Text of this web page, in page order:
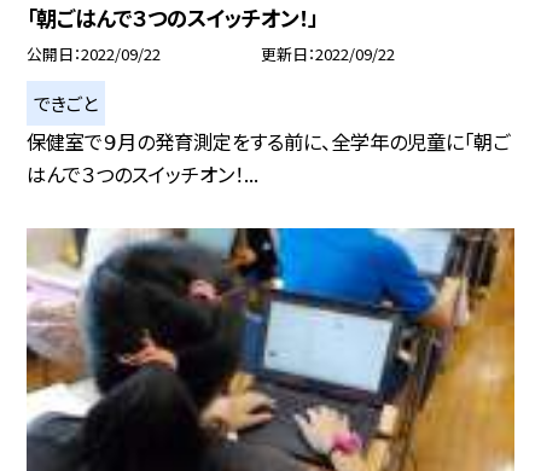
「朝ごはんで３つのスイッチオン！」
公開日 2022/09/22 更新日 2022/09/22
できごと
保健室で９月の発育測定をする前に、全学年の児童に「朝ご
はんで３つのスイッチオン！...